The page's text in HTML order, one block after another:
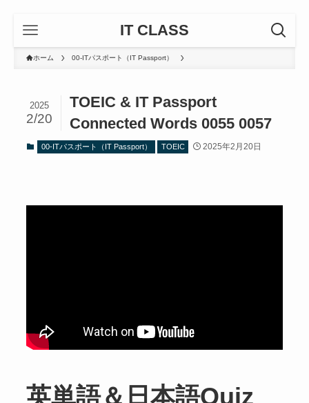
IT CLASS
ホーム 00-ITパスポート（IT Passport）
TOEIC & IT Passport
Connected Words 0055 0057
2025
2/20
00-ITパスポート（IT Passport） TOEIC 2025年2月20日
英単語＆日本語Quiz